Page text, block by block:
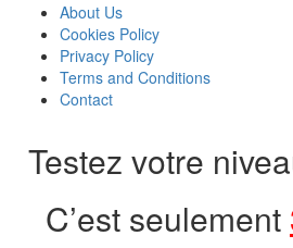
About Us
Cookies Policy
Privacy Policy
Terms and Conditions
Contact
Testez votre
C’est seulement